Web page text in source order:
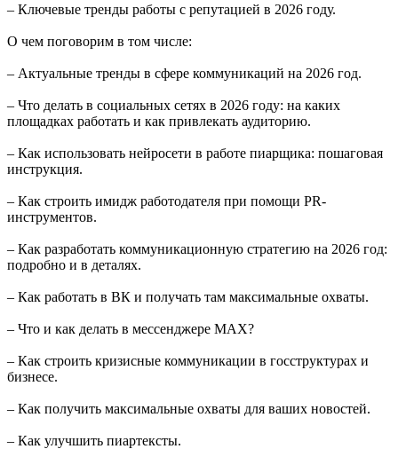
– Ключевые тренды работы с репутацией в 2026 году.
О чем поговорим в том числе:
– Актуальные тренды в сфере коммуникаций на 2026 год.
– Что делать в социальных сетях в 2026 году: на каких
площадках работать и как привлекать аудиторию.
– Как использовать нейросети в работе пиарщика: пошаговая
инструкция.
– Как строить имидж работодателя при помощи PR-
инструментов.
– Как разработать коммуникационную стратегию на 2026 год:
подробно и в деталях.
– Как работать в ВК и получать там максимальные охваты.
– Что и как делать в мессенджере MAX?
– Как строить кризисные коммуникации в госструктурах и
бизнесе.
– Как получить максимальные охваты для ваших новостей.
– Как улучшить пиартексты.